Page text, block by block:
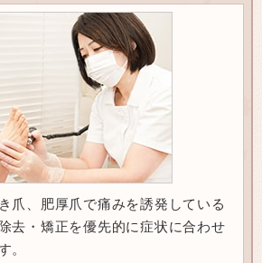
爪、肥厚爪で痛みを誘発している
去・矯正を優先的に症状に合わせ
。